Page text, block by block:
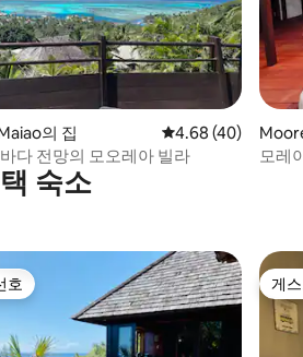
기 35개
의 집 평점 4.68점(5점
4.68 (40)
다 전망의 모오레아 빌라
모레
숙소
호
호 게
게